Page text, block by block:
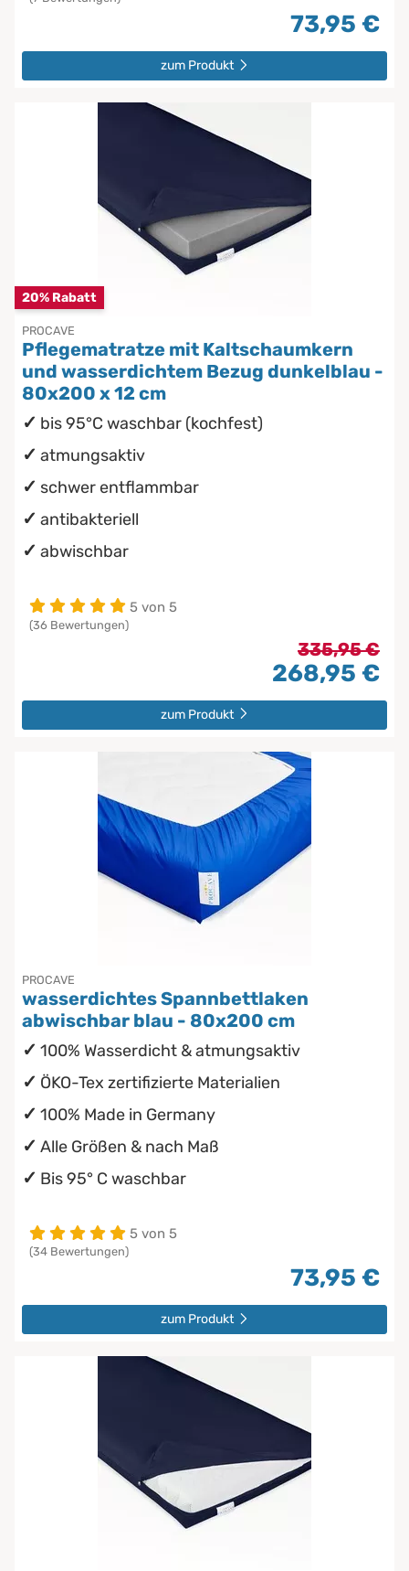
73,95 €
zum Produkt
20% Rabatt
PROCAVE
Pflegematratze mit Kaltschaumkern
und wasserdichtem Bezug dunkelblau -
80x200 x 12 cm
bis 95°C waschbar (kochfest)
atmungsaktiv
schwer entflammbar
antibakteriell
abwischbar
5 von 5
(36 Bewertungen)
335,95 €
268,95 €
zum Produkt
PROCAVE
wasserdichtes Spannbettlaken
abwischbar blau - 80x200 cm
100% Wasserdicht & atmungsaktiv
ÖKO-Tex zertifizierte Materialien
100% Made in Germany
Alle Größen & nach Maß
Bis 95° C waschbar
5 von 5
(34 Bewertungen)
73,95 €
zum Produkt